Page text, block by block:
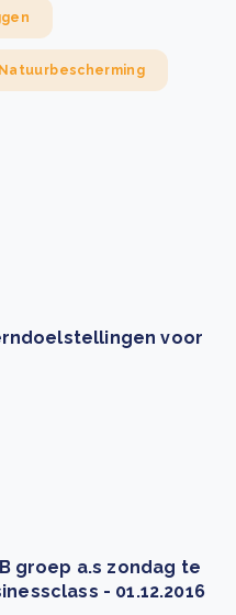
Natuurbescherming
voor
groep a.s zondag te
- 01.12.2016